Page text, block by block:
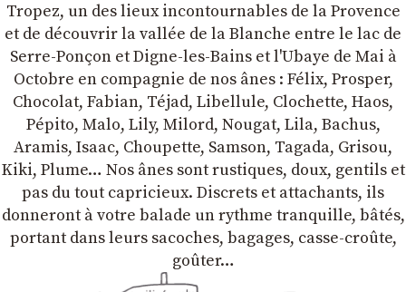
Tropez, un des lieux incontournables de la Provence
et de découvrir la vallée de la Blanche entre le lac de
Serre-Ponçon et Digne-les-Bains et l'Ubaye de Mai à
Octobre en compagnie de nos ânes : Félix, Prosper,
Chocolat, Fabian, Téjad, Libellule, Clochette, Haos,
Pépito, Malo, Lily, Milord, Nougat, Lila, Bachus,
Aramis, Isaac, Choupette, Samson, Tagada, Grisou,
Kiki, Plume… Nos ânes sont rustiques, doux, gentils et
pas du tout capricieux. Discrets et attachants, ils
donneront à votre balade un rythme tranquille, bâtés,
portant dans leurs sacoches, bagages, casse-croûte,
goûter…